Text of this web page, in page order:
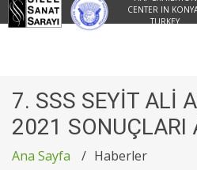
CENTER IN
TURKEY
7. SSS SEYİT ALİ
2021 SONUÇLARI
Ana Sayfa Haberler